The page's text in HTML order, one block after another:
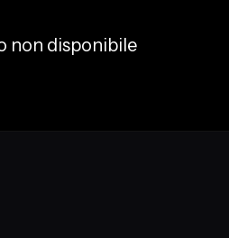
non disponibile